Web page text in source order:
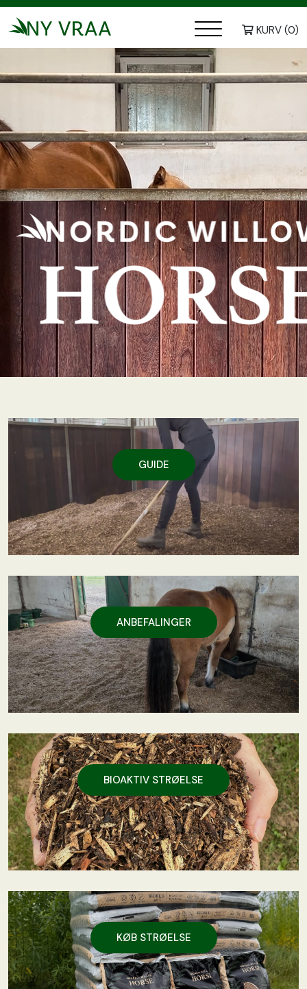
KURV (0)
GUIDE
ANBEFALINGER
BIOAKTIV STRØELSE
KØB STRØELSE